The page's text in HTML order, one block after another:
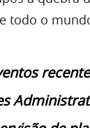
todo o